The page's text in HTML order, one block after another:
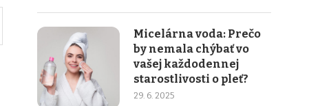
Micelárna voda: Prečo
by nemala chýbať vo
vašej každodennej
starostlivosti o pleť?
29. 6. 2025